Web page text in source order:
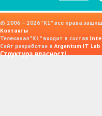
© 2006 — 2026 "K1" все права
Контакты
Телеканал "К1" входит в состав
Сайт разработан в Argentum IT Lab
Структура власності